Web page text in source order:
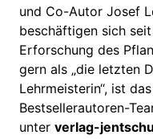
und Co-Autor Josef
beschäftigen sich
Erforschung des
gern als „die letzten
Lehrmeisterin“, ist
Bestsellerautoren-
unter verlag-